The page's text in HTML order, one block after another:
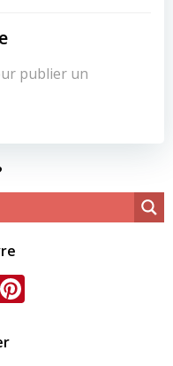
publier un